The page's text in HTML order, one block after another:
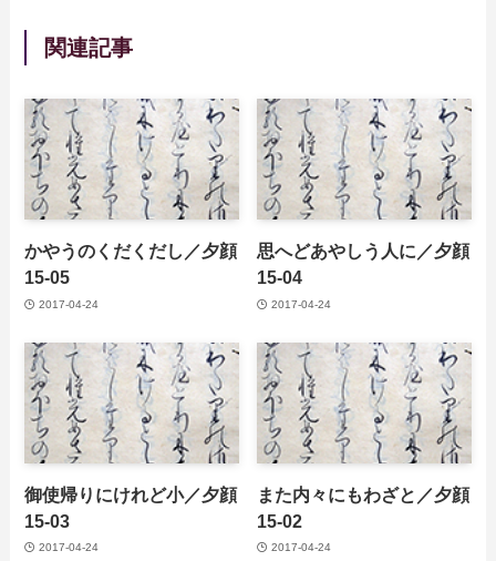
関連記事
かやうのくだくだし／夕顔
15-05
2017-04-24
思へどあやしう人に／夕顔
15-04
2017-04-24
御使帰りにけれど小／夕顔
15-03
2017-04-24
また内々にもわざと／夕顔
15-02
2017-04-24